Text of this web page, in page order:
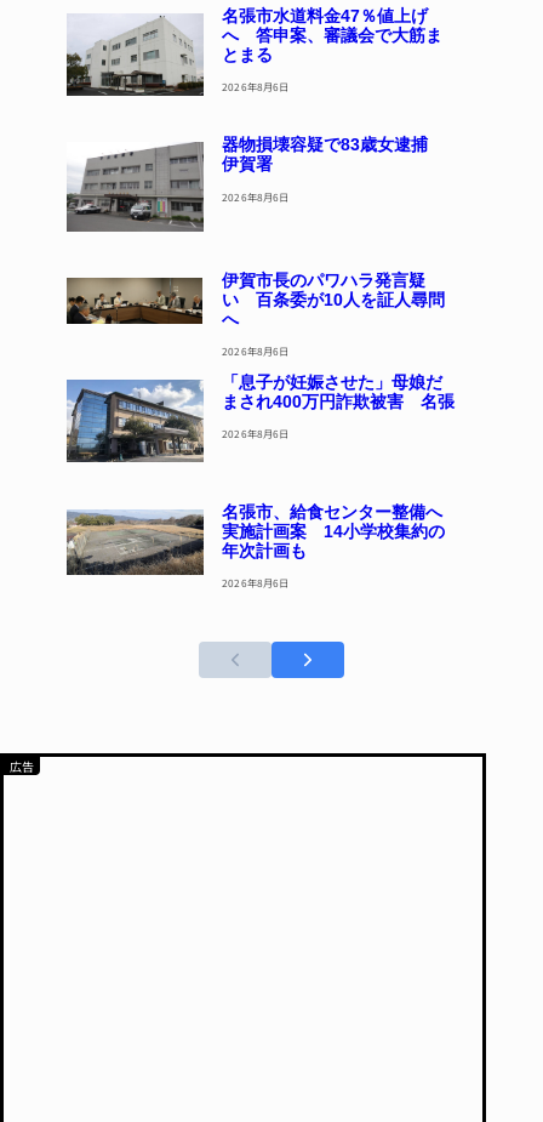
名張市水道料金47％値上げ
へ 答申案、審議会で大筋ま
とまる
2026年8月6日
器物損壊容疑で83歳女逮捕
伊賀署
2026年8月6日
伊賀市長のパワハラ発言疑
い 百条委が10人を証人尋問
へ
2026年8月6日
「息子が妊娠させた」母娘だ
まされ400万円詐欺被害 名張
2026年8月6日
名張市、給食センター整備へ
実施計画案 14小学校集約の
年次計画も
2026年8月6日